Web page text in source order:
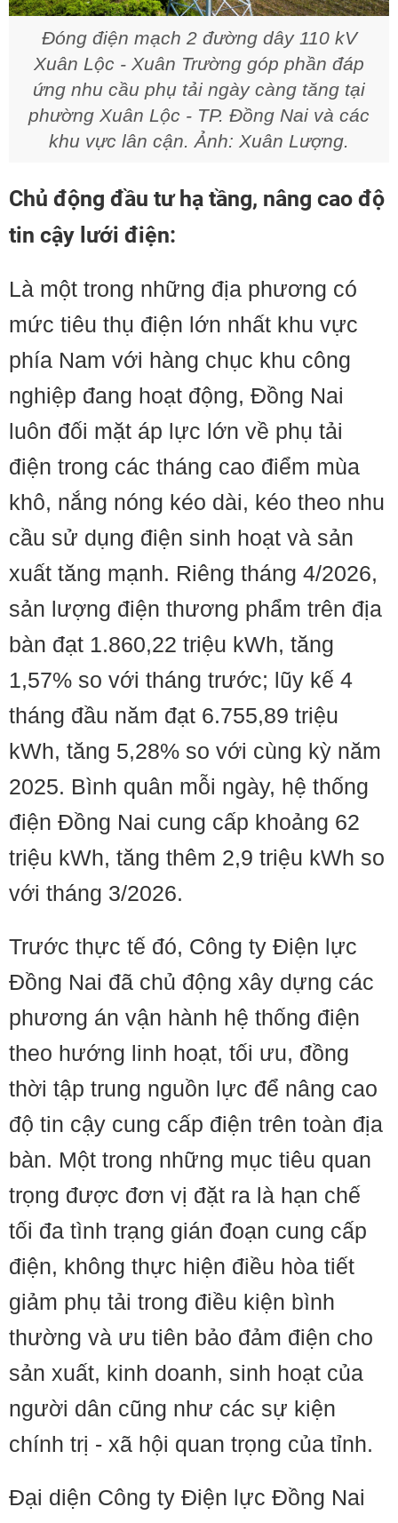
Đóng điện mạch 2 đường dây 110 kV
Xuân Lộc - Xuân Trường góp phần đáp
ứng nhu cầu phụ tải ngày càng tăng tại
phường Xuân Lộc - TP. Đồng Nai và các
khu vực lân cận. Ảnh: Xuân Lượng.
Chủ động đầu tư hạ tầng, nâng cao độ
tin cậy lưới điện:
Là một trong những địa phương có
mức tiêu thụ điện lớn nhất khu vực
phía Nam với hàng chục khu công
nghiệp đang hoạt động, Đồng Nai
luôn đối mặt áp lực lớn về phụ tải
điện trong các tháng cao điểm mùa
khô, nắng nóng kéo dài, kéo theo nhu
cầu sử dụng điện sinh hoạt và sản
xuất tăng mạnh. Riêng tháng 4/2026,
sản lượng điện thương phẩm trên địa
bàn đạt 1.860,22 triệu kWh, tăng
1,57% so với tháng trước; lũy kế 4
tháng đầu năm đạt 6.755,89 triệu
kWh, tăng 5,28% so với cùng kỳ năm
2025. Bình quân mỗi ngày, hệ thống
điện Đồng Nai cung cấp khoảng 62
triệu kWh, tăng thêm 2,9 triệu kWh so
với tháng 3/2026.
Trước thực tế đó, Công ty Điện lực
Đồng Nai đã chủ động xây dựng các
phương án vận hành hệ thống điện
theo hướng linh hoạt, tối ưu, đồng
thời tập trung nguồn lực để nâng cao
độ tin cậy cung cấp điện trên toàn địa
bàn. Một trong những mục tiêu quan
trọng được đơn vị đặt ra là hạn chế
tối đa tình trạng gián đoạn cung cấp
điện, không thực hiện điều hòa tiết
giảm phụ tải trong điều kiện bình
thường và ưu tiên bảo đảm điện cho
sản xuất, kinh doanh, sinh hoạt của
người dân cũng như các sự kiện
chính trị - xã hội quan trọng của tỉnh.
Đại diện Công ty Điện lực Đồng Nai